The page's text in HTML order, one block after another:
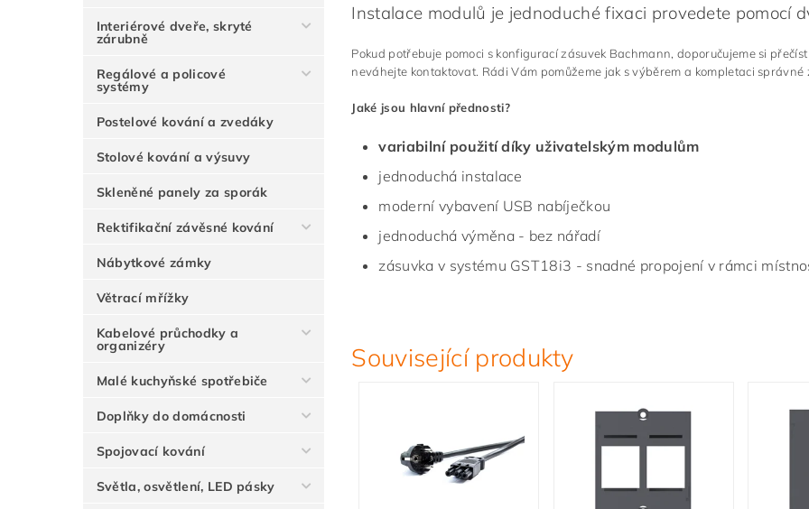
Interiérové dveře, skryté
zárubně
Regálové a policové
systémy
Postelové kování a zvedáky
Stolové kování a výsuvy
Skleněné panely za sporák
Rektifikační závěsné kování
Nábytkové zámky
Větrací mřížky
Kabelové průchodky a
organizéry
Malé kuchyňské spotřebiče
Doplňky do domácnosti
Spojovací kování
Světla, osvětlení, LED pásky
Instalace modulů je jednoduché fixaci provedete pomocí
Pokud potřebuje pomoci s konfigurací zásuvek Bachmann, doporučujeme si
neváhejte kontaktovat. Rádi Vám pomůžeme jak s výběrem a kompletaci správné
Jaké jsou hlavní přednosti?
variabilní použití díky uživatelským modulům
jednoduchá instalace
moderní vybavení USB nabíječkou
jednoduchá výměna - bez nářadí
zásuvka v systému GST18i3 - snadné propojení v rámci
Související produkty